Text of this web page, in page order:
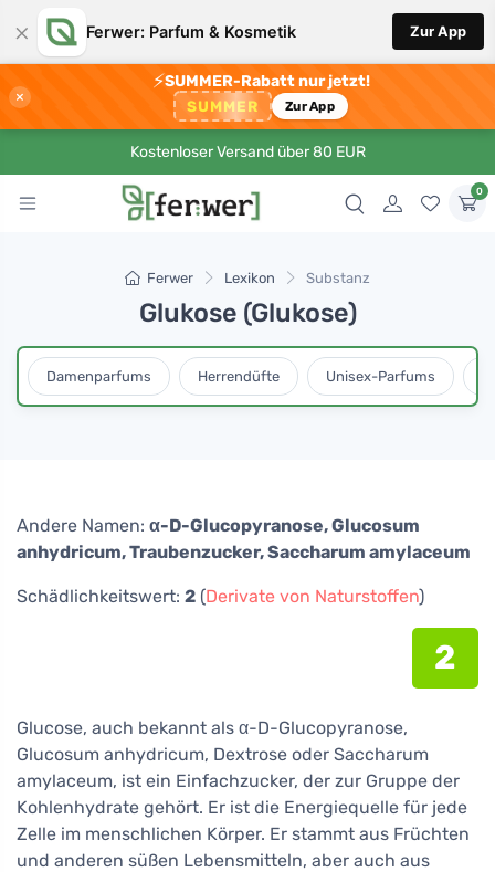
× Ferwer: Parfum & Kosmetik Zur App
×
⚡SUMMER-Rabatt nur jetzt!
SUMMER Zur App
Kostenloser Versand über 80 EUR
0
Ferwer Lexikon Substanz
Glukose (Glukose)
Damenparfums Herrendüfte Unisex-Parfums
Andere Namen: α-D-Glucopyranose, Glucosum
anhydricum, Traubenzucker, Saccharum amylaceum
Schädlichkeitswert: 2 (Derivate von Naturstoffen)
2
Glucose, auch bekannt als α-D-Glucopyranose,
Glucosum anhydricum, Dextrose oder Saccharum
amylaceum, ist ein Einfachzucker, der zur Gruppe der
Kohlenhydrate gehört. Er ist die Energiequelle für jede
Zelle im menschlichen Körper. Er stammt aus Früchten
und anderen süßen Lebensmitteln, aber auch aus